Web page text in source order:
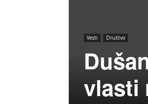
Vesti Društvo
vlasti